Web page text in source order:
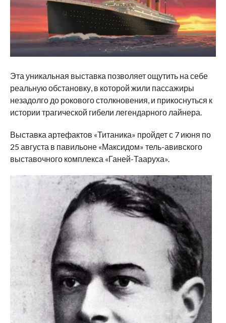
Эта уникальная выставка позволяет ощутить на себе
реальную обстановку, в которой жили пассажиры
незадолго до рокового столкновения, и прикоснуться к
истории трагической гибели легендарного лайнера.
Выставка артефактов «Титаника» пройдет с 7 июня по
25 августа в павильоне «Максидом» тель-авивского
выставочного комплекса «Ганей-Тааруха».